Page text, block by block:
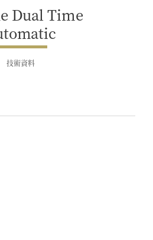
Dual Time
技術資料